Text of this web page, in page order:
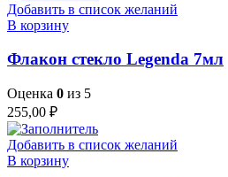
Добавить в список желаний
В корзину
Флакон стекло Legenda 7мл
Оценка 0 из 5
255,00 ₽
Добавить в список желаний
В корзину